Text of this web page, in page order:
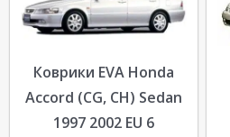
Коврики EVA Honda
Accord (CG, CH) Sedan
1997 2002 EU 6